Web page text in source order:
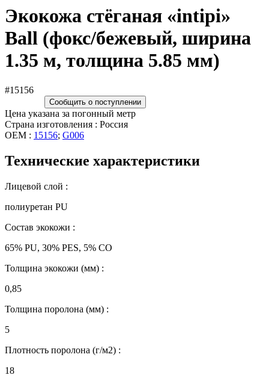
Экокожа стёганая «intipi»
Ball (фокс/бежевый, ширина
1.35 м, толщина 5.85 мм)
#15156
Сообщить о поступлении
Цена указана за погонный метр
Страна изготовления : Россия
OEM : 15156; G006
Технические характеристики
Лицевой слой :
полиуретан PU
Состав экокожи :
65% PU, 30% PES, 5% CO
Толщина экокожи (мм) :
0,85
Толщина поролона (мм) :
5
Плотность поролона (г/м2) :
18